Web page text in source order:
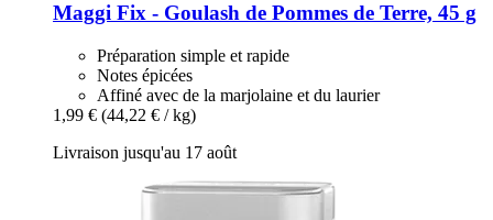
Maggi Fix -​ Goulash de Pommes de Terre, 45 g
Préparation simple et rapide
Notes épicées
Affiné avec de la marjolaine et du laurier
1,99 € (44,22 € / kg)
Livraison jusqu'au 17 août